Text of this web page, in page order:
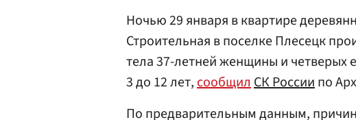
Ночью 29 января в квартире
Строительная в поселке Плесецк
тела 37-летней женщины и четверых
3 до 12 лет,сообщилСК Россиипо
По предварительным данным,